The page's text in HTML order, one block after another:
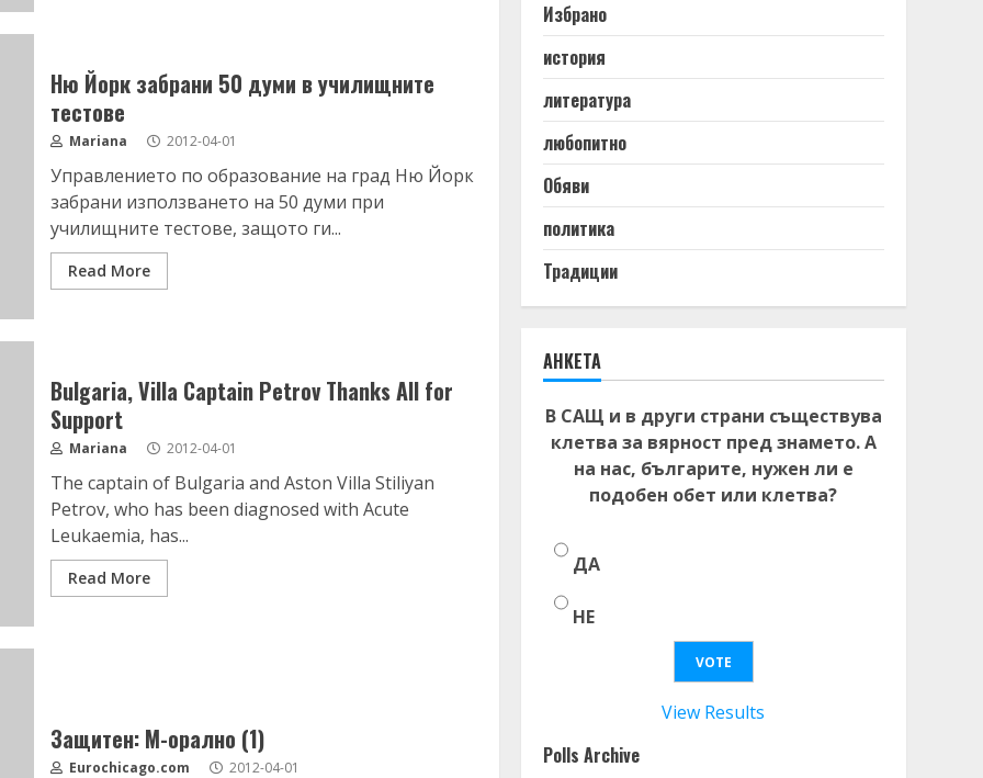
Ню Йорк забрани 50 думи в училищните
тестове
Mariana 2012-04-01
Управлението по образование на град Ню Йорк
забрани използването на 50 думи при
училищните тестове, защото ги...
Read More
Bulgaria, Villa Captain Petrov Thanks All for
Support
Mariana 2012-04-01
The captain of Bulgaria and Aston Villa Stiliyan
Petrov, who has been diagnosed with Acute
Leukaemia, has...
Read More
Защитен: М-орално (1)
Eurochicago.com 2012-04-01
Избрано
история
литература
любопитно
Обяви
политика
Традиции
АНКЕТА
В САЩ и в други страни съществува
клетва за вярност пред знамето. А
на нас, българите, нужен ли е
подобен обет или клетва?
ДА
НЕ
View Results
Polls Archive